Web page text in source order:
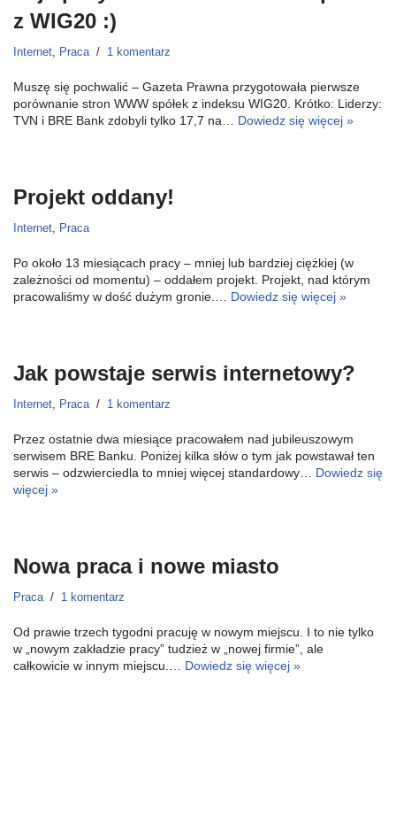
z WIG20 :)
Internet Praca 1 komentarz
Muszę się pochwalić – Gazeta Prawna przygotowała pierwsze
porównanie stron WWW spółek z indeksu WIG20. Krótko: Liderzy:
TVN i BRE Bank zdobyli tylko 17,7 na… Dowiedz się więcej »
Projekt oddany!
Internet Praca
Po około 13 miesiącach pracy – mniej lub bardziej ciężkiej (w
zależności od momentu) – oddałem projekt. Projekt, nad którym
pracowaliśmy w dość dużym gronie.… Dowiedz się więcej »
Jak powstaje serwis internetowy?
Internet Praca 1 komentarz
Przez ostatnie dwa miesiące pracowałem nad jubileuszowym
serwisem BRE Banku. Poniżej kilka słów o tym jak powstawał ten
serwis – odzwierciedla to mniej więcej standardowy… Dowiedz się
więcej »
Nowa praca i nowe miasto
Praca 1 komentarz
Od prawie trzech tygodni pracuję w nowym miejscu. I to nie tylko
w „nowym zakładzie pracy” tudzież w „nowej firmie”, ale
całkowicie w innym miejscu.… Dowiedz się więcej »